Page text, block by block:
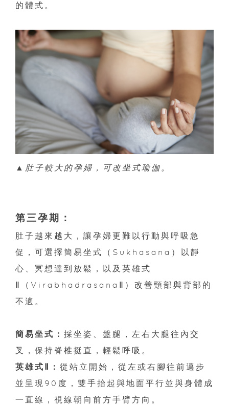
的體式。
▲ 肚子較大的孕婦，可改坐式瑜伽。
第三孕期：
肚子越來越大，讓孕婦更難以行動與呼吸急
促，可選擇簡易坐式（Sukhasana）以靜
心、冥想達到放鬆，以及英雄式
Ⅱ（VirabhadrasanaⅡ）改善頸部與背部的
不適。
簡易坐式： 採坐姿、盤腿，左右大腿往內交
叉，保持脊椎挺直，輕鬆呼吸。
英雄式Ⅱ： 從站立開始，從左或右腳往前邁步
並呈現90度，雙手抬起與地面平行並與身體成
一直線，視線朝向前方手臂方向。